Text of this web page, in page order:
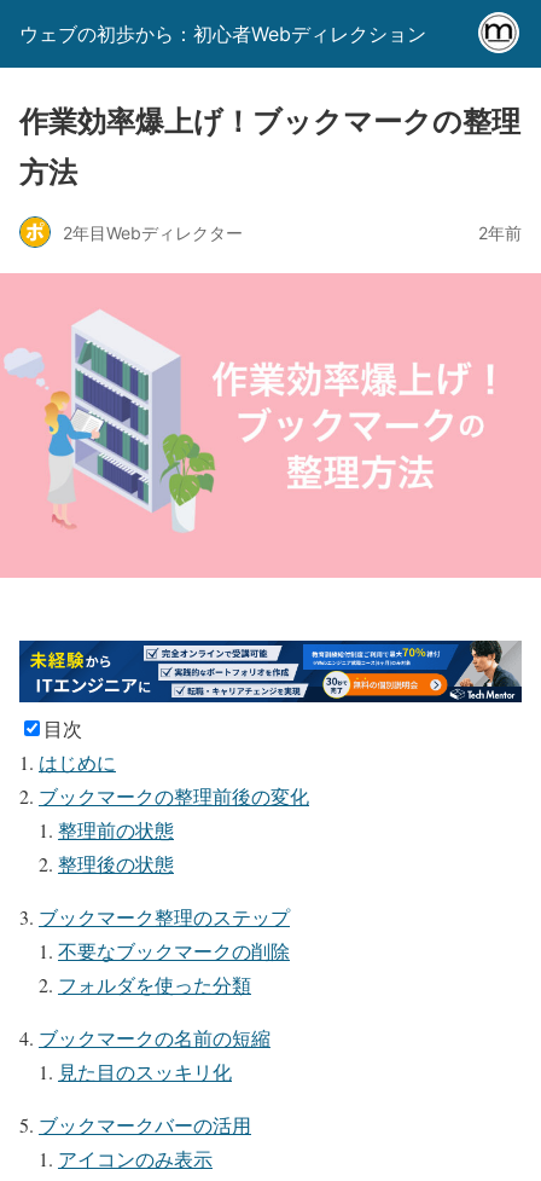
ウェブの初歩から：初心者Webディレクション
作業効率爆上げ！ブックマークの整理
方法
2年目Webディレクター 2年前
目次
はじめに
ブックマークの整理前後の変化
整理前の状態
整理後の状態
ブックマーク整理のステップ
不要なブックマークの削除
フォルダを使った分類
ブックマークの名前の短縮
見た目のスッキリ化
ブックマークバーの活用
アイコンのみ表示